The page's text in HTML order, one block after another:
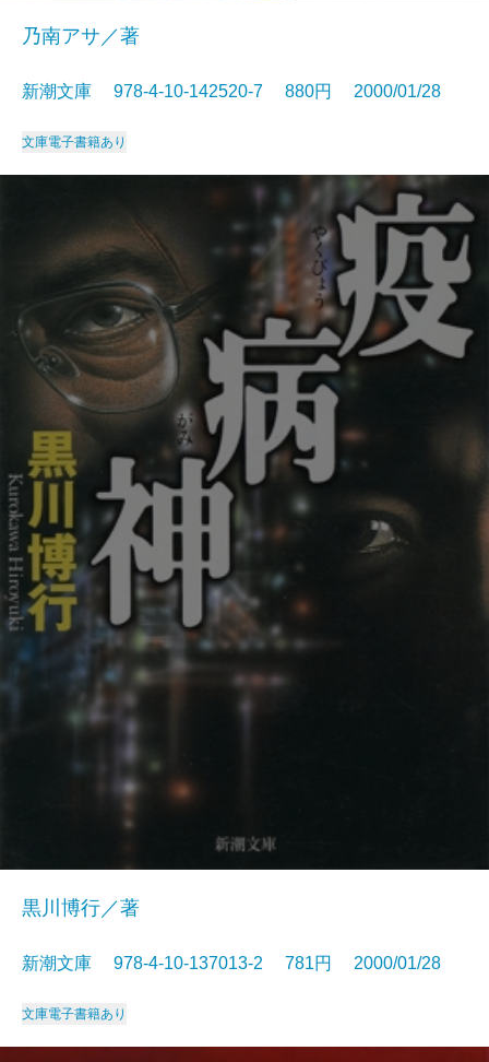
乃南アサ／著
新潮文庫 978-4-10-142520-7 880円 2000/01/28
文庫電子書籍あり
黒川博行／著
新潮文庫 978-4-10-137013-2 781円 2000/01/28
文庫電子書籍あり